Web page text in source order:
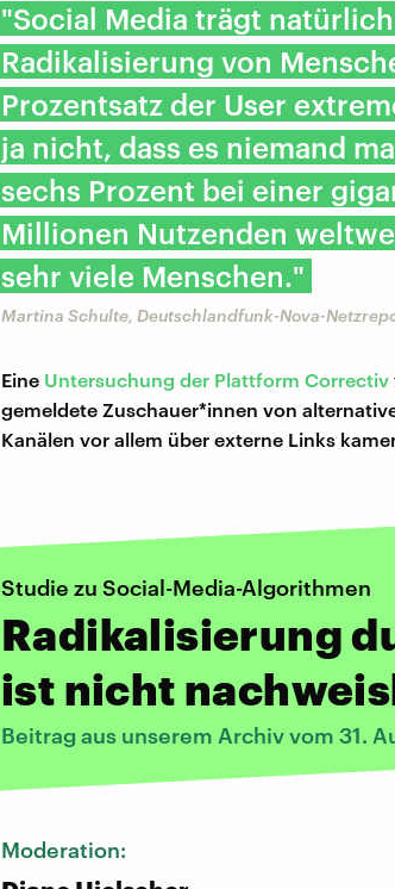
"Social Media trägt
Radikalisierung von
Prozentsatz der User
ja nicht, dass es niemand
sechs Prozent bei einer
Millionen Nutzenden
sehr viele Menschen."
Martina Schulte, Deutschlandfunk-Nova-
Eine Untersuchung der Plattform Correctiv
gemeldete Zuschauer*innen von
Kanälen vor allem über externe Links
Studie zu Social-Media-Algorithmen
Radikalisierung
ist nicht
Beitrag aus unserem Archiv vom 31.
Moderation: